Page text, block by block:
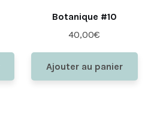
Botanique #10
40,00€
Ajouter au panier